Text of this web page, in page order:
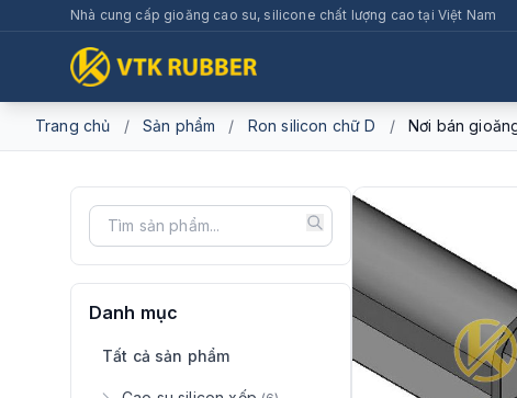
Nhà cung cấp gioăng cao su, silicone chất lượng cao tại Việt Nam
Trang chủ / Sản phẩm / Ron silicon chữ D / Nơi bán
Danh mục
Tất cả sản phẩm